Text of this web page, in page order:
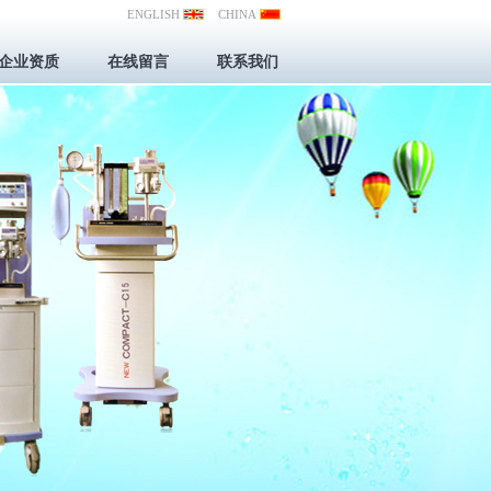
ENGLISH CHINA
业资质 在线留言 联系我们